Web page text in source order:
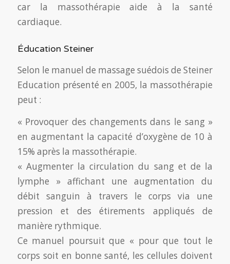
car la massothérapie aide à la santé
cardiaque.
Éducation Steiner
Selon le manuel de massage suédois de Steiner
Education présenté en 2005, la massothérapie
peut :
« Provoquer des changements dans le sang »
en augmentant la capacité d’oxygène de 10 à
15% après la massothérapie.
« Augmenter la circulation du sang et de la
lymphe » affichant une augmentation du
débit sanguin à travers le corps via une
pression et des étirements appliqués de
manière rythmique.
Ce manuel poursuit que « pour que tout le
corps soit en bonne santé, les cellules doivent